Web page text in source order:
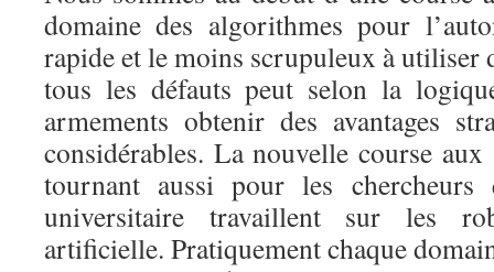
domaine des algorithmes pour
rapide et le moins scrupuleux à utiliser
tous les défauts peut selon la
armements obtenir des avantages
considérables. La nouvelle course
tournant aussi pour les
universitaire travaillent sur les
artificielle. Pratiquement chaque